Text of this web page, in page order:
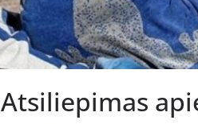
Atsiliepimas